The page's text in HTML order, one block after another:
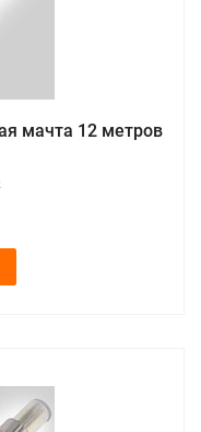
мачта 12 метров